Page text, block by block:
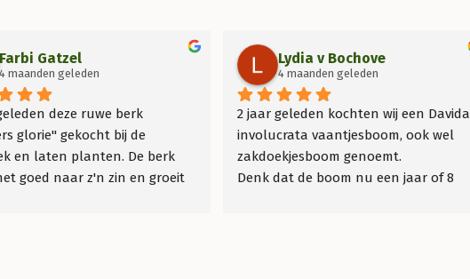
Gatzel
maanden geleden
deze ruwe berk
glorie" gekocht bij de
en laten planten. De berk
goed naar z'n zin en groeit
Lydia v Bochove
4 maanden geleden
2 jaar geleden kochten wij een Davida
involucrata vaantjesboom, ook wel
zakdoekjesboom genoemt.
Denk dat de boom nu een jaar of 8